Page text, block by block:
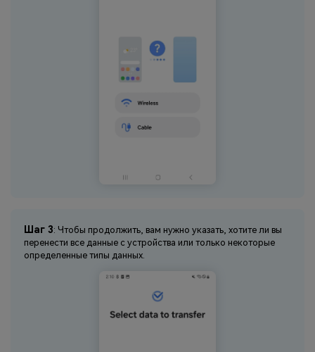
Шаг 3: Чтобы продолжить, вам нужно указать, хотите ли вы
перенести все данные с устройства или только некоторые
определенные типы данных.